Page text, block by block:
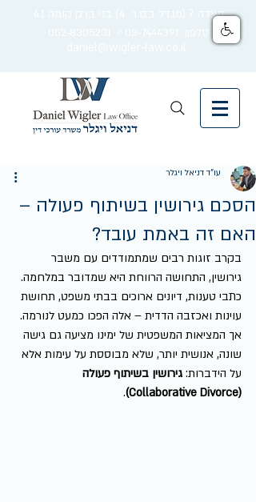
מצדה 7 (מגדל ב.ס.ר. 4) בני ברק קומה 41
הסכם גירושין בשיתוף פעולה –
האם זה באמת עובד?
עו"ד דניאל ויגלר
בקרב זוגות רבים שמתמודדים עם משבר
גירושין, התחושה הרווחת היא שמדובר במלחמה.
כתבי טענות, דיונים ארוכים בבתי משפט, תחושת
עוינות ואכזבה הדדית – אלה הפכו כמעט לנורמה.
אך המציאות המשפטית של ימינו מציעה גם גישה
שונה, אנושית יותר, שלא מבוססת על עימות אלא
על הידברות: גירושין בשיתוף פעולה
(Collaborative Divorce)
.